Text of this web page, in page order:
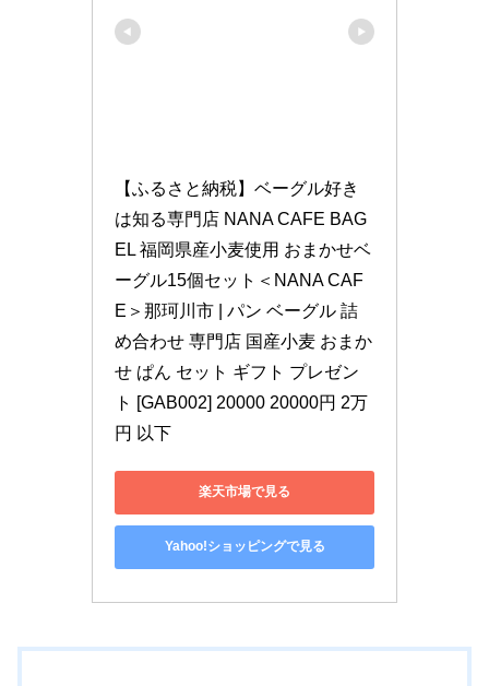
【ふるさと納税】ベーグル好き
は知る専門店 NANA CAFE BAG
EL 福岡県産小麦使用 おまかせベ
ーグル15個セット＜NANA CAF
E＞那珂川市 | パン ベーグル 詰
め合わせ 専門店 国産小麦 おまか
せ ぱん セット ギフト プレゼン
ト [GAB002] 20000 20000円 2万
円 以下
楽天市場で見る
Yahoo!ショッピングで見る